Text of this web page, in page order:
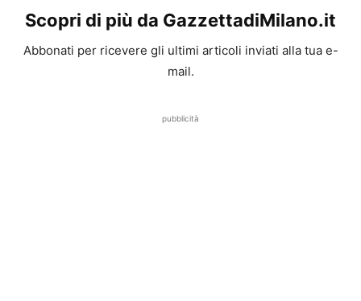
Scopri di più da GazzettadiMilano.it
Abbonati per ricevere gli ultimi articoli inviati alla tua e-
mail.
pubblicità